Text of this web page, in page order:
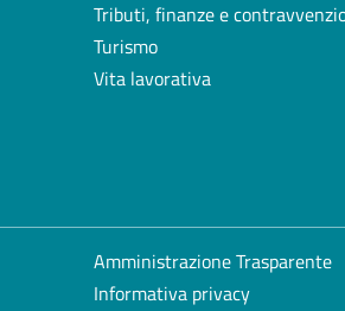
Tributi, finanze e
Turismo
Vita lavorativa
Amministrazione Trasparente
Informativa privacy